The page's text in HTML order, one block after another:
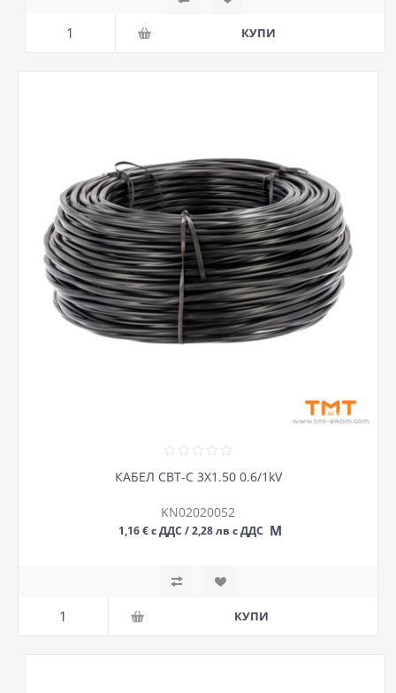
КАБЕЛ СВТ-С 3Х1.50 0.6/1kV
KN02020052
1,16 € с ДДС / 2,28 лв с ДДС М